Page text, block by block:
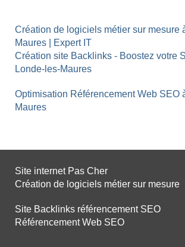
Création de logiciels métier sur mesure
Maures | Expert IT
Création site Backlinks - Boostez votre
Londe-les-Maures
Optimisation Référencement Web SEO
Maures
Site internet Pas Cher
Création de logiciels métier sur mesure
Site Backlinks référencement SEO
Référencement Web SEO